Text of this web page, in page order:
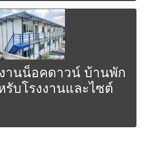
านน็อคดาวน์ บ้านพัก
รับโรงงานและไซต์